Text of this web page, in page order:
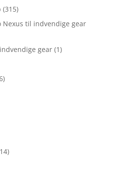
(315)
til indvendige gear
gear (1)